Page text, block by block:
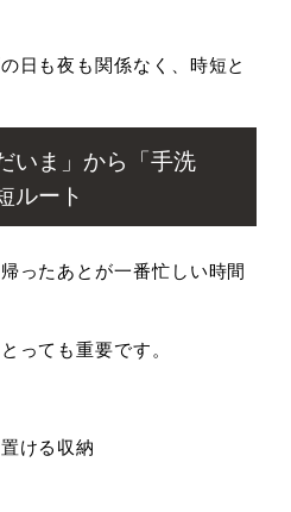
日も夜も関係なく、時短と
ま」から「手洗
ルート
ったあとが一番忙しい時間
っても重要です。
ける収納